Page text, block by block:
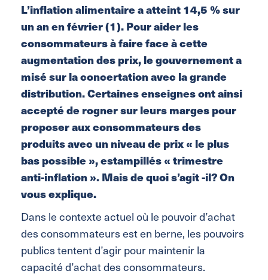
L’inflation alimentaire a atteint 14,5 % sur
un an en février (1). Pour aider les
consommateurs à faire face à cette
augmentation des prix, le gouvernement a
misé sur la concertation avec la grande
distribution. Certaines enseignes ont ainsi
accepté de rogner sur leurs marges pour
proposer aux consommateurs des
produits avec un niveau de prix « le plus
bas possible », estampillés « trimestre
anti-inflation ». Mais de quoi s’agit -il? On
vous explique.
Dans le contexte actuel où le pouvoir d’achat
des consommateurs est en berne, les pouvoirs
publics tentent d’agir pour maintenir la
capacité d’achat des consommateurs.